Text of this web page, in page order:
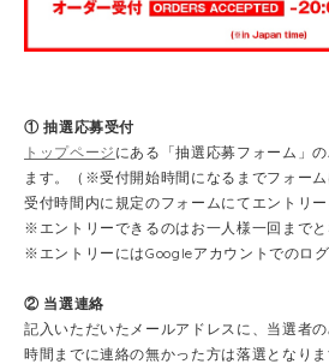
① 抽選応募受付
トップページ にある「抽選応募フォーム」
ます。（※受付開始時間になるまでフォーム
受付時間内に規定のフォームにてエントリー
※エントリーできるのはお一人様一回までと
※エントリーにはGoogleアカウントでのロ
② 当選連絡
記入いただいたメールアドレスに、当選者の
時間までに連絡の無かった方は落選となりま